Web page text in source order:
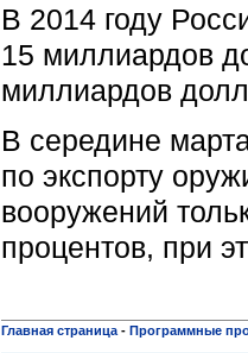
В 2014 году
15 миллиардов
миллиардов
В середине
по экспорту
вооружений
процентов, при
Главная страница - Программные